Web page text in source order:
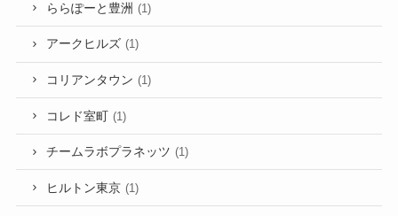
ららぽーと豊洲 (1)
アークヒルズ (1)
コリアンタウン (1)
コレド室町 (1)
チームラボプラネッツ (1)
ヒルトン東京 (1)